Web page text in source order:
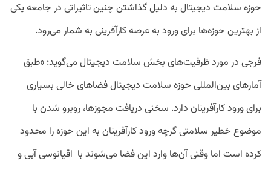
حوزه سلامت دیجیتال به دلیل گذاشتن چنین تاثیراتی در جامعه یکی
از بهترین حوزه‌ها برای ورود به عرصه کارآفرینی به شمار می‌رود.
فرجی در مورد ظرفیت‌های بخش سلامت دیجیتال می‌گوید: «طبق
آمارهای بین‌المللی حوزه سلامت دیجیتال فضاهای خالی بسیاری
برای ورود کارآفرینان دارد. سختی دریافت مجوزها، روبرو شدن با
موضوع خطیر سلامتی گرچه ورود کارآفرینان به این حوزه را محدود
کرده است اما وقتی آن‌ها وارد این فضا می‌شوند با اقیانوسی آبی و